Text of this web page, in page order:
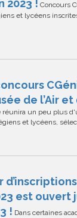
2023 ! Concours
et lycéens
de l’Air et
réunira un peu plus
et lycéens,
est ouvert
! Dans certaines